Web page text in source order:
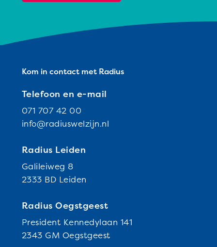
Kom in contact met Radius
Telefoon en e-mail
071 707 42 00
info@radiuswelzijn.nl
Radius Leiden
Galileiweg 8
2333 BD Leiden
Radius Oegstgeest
President Kennedylaan 141
2343 GM Oegstgeest